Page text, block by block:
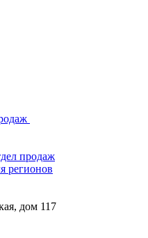
продаж
регионов
дом 117